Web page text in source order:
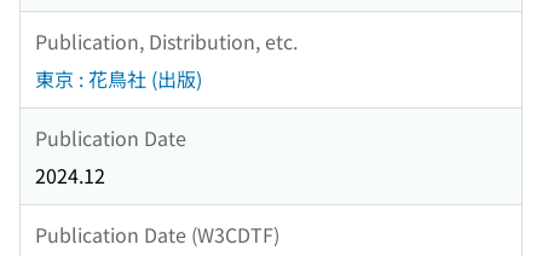
Publication, Distribution, etc.
東京 : 花鳥社 (出版)
Publication Date
2024.12
Publication Date (W3CDTF)